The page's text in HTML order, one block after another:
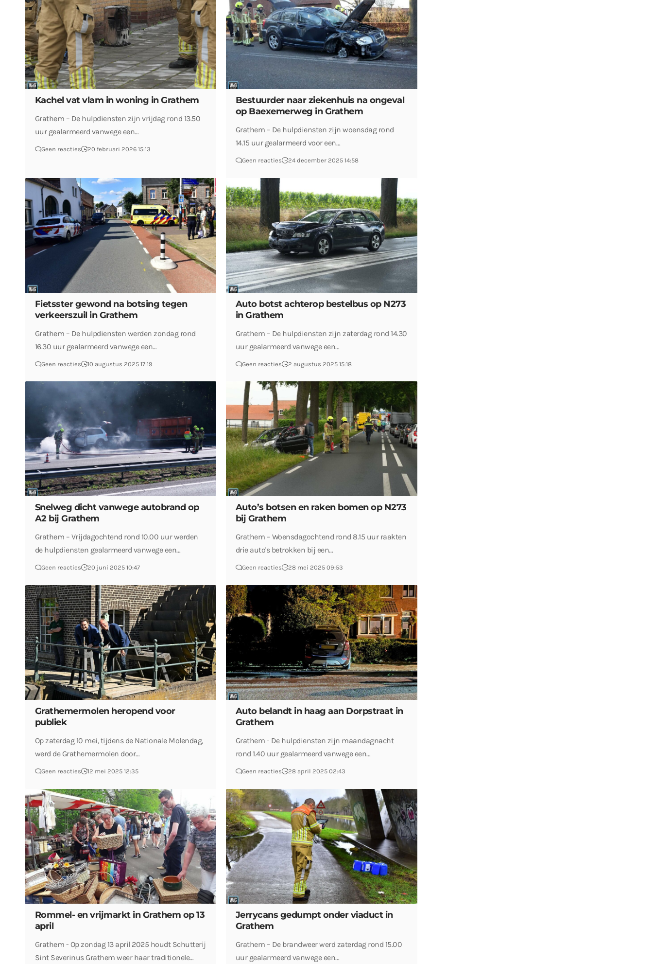
Kachel vat vlam in woning in Grathem
Grathem – De hulpdiensten zijn vrijdag rond 13.50
uur gealarmeerd vanwege een…
Geen reacties 20 februari 2026 15:13
Bestuurder naar ziekenhuis na ongeval
op Baexemerweg in Grathem
Grathem – De hulpdiensten zijn woensdag rond
14.15 uur gealarmeerd voor een…
Geen reacties 24 december 2025 14:58
Fietsster gewond na botsing tegen
verkeerszuil in Grathem
Grathem – De hulpdiensten werden zondag rond
16.30 uur gealarmeerd vanwege een…
Geen reacties 10 augustus 2025 17:19
Auto botst achterop bestelbus op N273
in Grathem
Grathem – De hulpdiensten zijn zaterdag rond 14.30
uur gealarmeerd vanwege een…
Geen reacties 2 augustus 2025 15:18
Snelweg dicht vanwege autobrand op
A2 bij Grathem
Grathem – Vrijdagochtend rond 10.00 uur werden
de hulpdiensten gealarmeerd vanwege een…
Geen reacties 20 juni 2025 10:47
Auto’s botsen en raken bomen op N273
bij Grathem
Grathem – Woensdagochtend rond 8.15 uur raakten
drie auto's betrokken bij een…
Geen reacties 28 mei 2025 09:53
Grathemermolen heropend voor
publiek
Op zaterdag 10 mei, tijdens de Nationale Molendag,
werd de Grathemermolen door…
Geen reacties 12 mei 2025 12:35
Auto belandt in haag aan Dorpstraat in
Grathem
Grathem - De hulpdiensten zijn maandagnacht
rond 1.40 uur gealarmeerd vanwege een…
Geen reacties 28 april 2025 02:43
Rommel- en vrijmarkt in Grathem op 13
april
Grathem - Op zondag 13 april 2025 houdt Schutterij
Sint Severinus Grathem weer haar traditionele…
Jerrycans gedumpt onder viaduct in
Grathem
Grathem – De brandweer werd zaterdag rond 15.00
uur gealarmeerd vanwege een…